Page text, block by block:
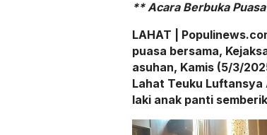
** Acara Berbuka
LAHAT |
puasa bersama,
asuhan, Kamis (5/3/
Lahat Teuku Luftansya
laki anak panti